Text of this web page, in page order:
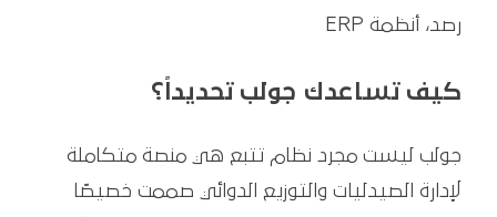
رصد، أنظمة ERP
كيف تساعدك جولب تحديداً؟
جولب ليست مجرد نظام تتبع هي منصة متكاملة
لإدارة الصيدليات والتوزيع الدوائي صممت خصيصًا